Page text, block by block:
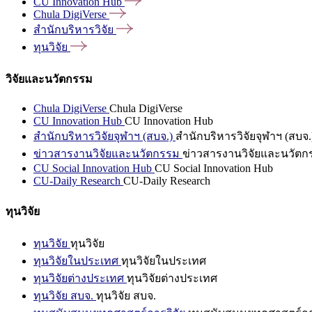
Chula DigiVerse
สำนักบริหารวิจัย
ทุนวิจัย
วิจัยและนวัตกรรม
Chula DigiVerse Chula DigiVerse
CU Innovation Hub CU Innovation Hub
สำนักบริหารวิจัยจุฬาฯ (สบจ.) สำนักบริหารวิจัยจุฬาฯ (สบจ
ข่าวสารงานวิจัยและนวัตกรรม ข่าวสารงานวิจัยและนวัตก
CU Social Innovation Hub CU Social Innovation Hub
CU-Daily Research CU-Daily Research
ทุนวิจัย
ทุนวิจัย ทุนวิจัย
ทุนวิจัยในประเทศ ทุนวิจัยในประเทศ
ทุนวิจัยต่างประเทศ ทุนวิจัยต่างประเทศ
ทุนวิจัย สบจ. ทุนวิจัย สบจ.